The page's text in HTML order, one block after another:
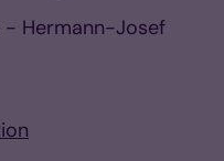
- Hermann-Josef